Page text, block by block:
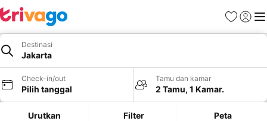
FavoritLogin
Destinasi
Jakarta
Check-in/out
Pilih tanggal
Tamu dan kamar
2 Tamu, 1 Kamar.
Urutkan Filter Peta